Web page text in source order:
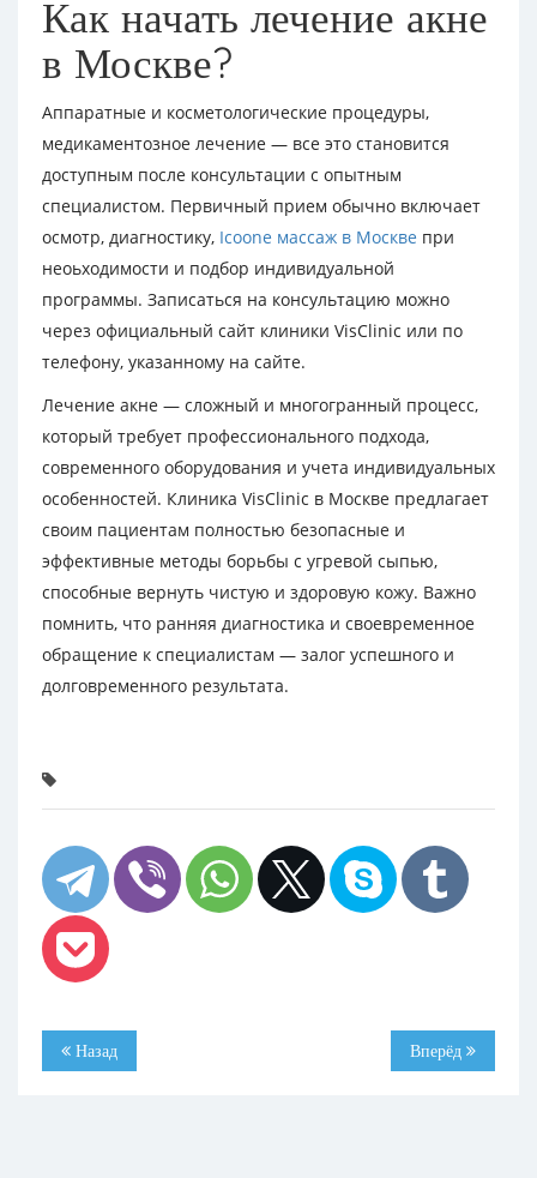
Как начать лечение акне
в Москве?
Аппаратные и косметологические процедуры,
медикаментозное лечение — все это становится
доступным после консультации с опытным
специалистом. Первичный прием обычно включает
осмотр, диагностику, Icoone массаж в Москве при
неоьходимости и подбор индивидуальной
программы. Записаться на консультацию можно
через официальный сайт клиники VisClinic или по
телефону, указанному на сайте.
Лечение акне — сложный и многогранный процесс,
который требует профессионального подхода,
современного оборудования и учета индивидуальных
особенностей. Клиника VisClinic в Москве предлагает
своим пациентам полностью безопасные и
эффективные методы борьбы с угревой сыпью,
способные вернуть чистую и здоровую кожу. Важно
помнить, что ранняя диагностика и своевременное
обращение к специалистам — залог успешного и
долговременного результата.
Назад Вперёд